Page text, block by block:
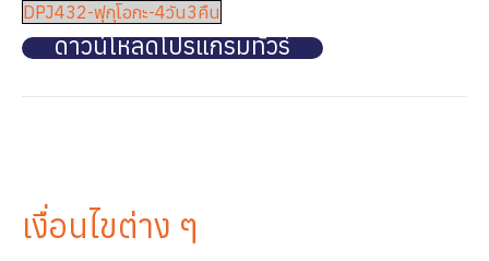
DPJ432-ฟุกุโอกะ-4วัน3คืน
ดาวน์โหลดโปรแกรมทัวร์
เงื่อนไขต่าง ๆ